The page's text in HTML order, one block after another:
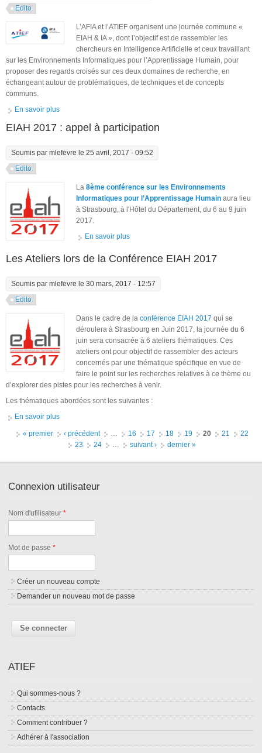
Edito
L’AFIA et l’ATIEF organisent une journée commune «
EIAH & IA », dont l’objectif est de rassembler les
chercheurs en Intelligence Artificielle et ceux travaillant
sur les Environnements Informatiques pour l’Apprentissage Humain, pour
proposer des regards croisés sur ces deux domaines de recherche, en
échangeant autour de problématiques, de techniques et de concepts
communs.
En savoir plus
EIAH 2017 : appel à participation
Soumis par mlefevre le 25 avril, 2017 - 09:52
Edito
La 8ème conférence sur les Environnements
Informatiques pour l’Apprentissage Humain aura lieu
à Strasbourg, à l'Hôtel du Département, du 6 au 9 juin
2017.
En savoir plus
Les Ateliers lors de la Conférence EIAH 2017
Soumis par mlefevre le 30 mars, 2017 - 12:57
Edito
Dans le cadre de la conférence EIAH 2017 qui se
déroulera à Strasbourg en Juin 2017, la journée du 6
juin sera consacrée à 6 ateliers thématiques. Ces
ateliers ont pour objectif de rassembler des acteurs
concernés par une thématique spécifique en vue de
faire le point sur les recherches relatives à ce thème ou
d’explorer des pistes pour les recherches à venir.
Les thématiques abordées sont les suivantes :
En savoir plus
Pages« premier ‹ précédent … 16 17 18 19 20 21
22
23
24 … suivant › dernier »
Connexion utilisateur
Nom d'utilisateur*
Mot de passe*
Créer un nouveau compte
Demander un nouveau mot de passe
ATIEF
Qui sommes-nous ?
Contacts
Comment contribuer ?
Adhérer à l'association